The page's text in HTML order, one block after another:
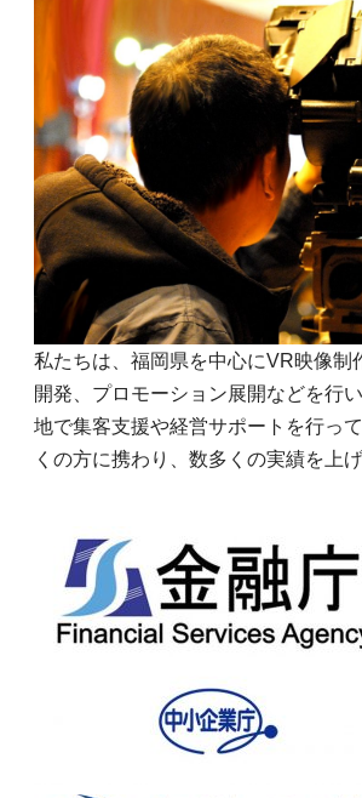
私たちは、福岡県を中心にVR映像制
開発、プロモーション展開などを行
地で集客支援や経営サポートを行っ
くの方に携わり、数多くの実績を上げ